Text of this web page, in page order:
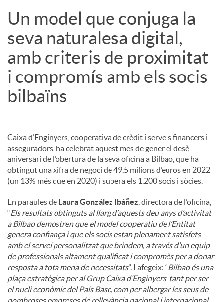
Un model que conjuga la
seva naturalesa digital,
amb criteris de proximitat
i compromís amb els socis
bilbaïns
Caixa d’Enginyers, cooperativa de crèdit i serveis financers i
asseguradors, ha celebrat aquest mes de gener el desè
aniversari de l’obertura de la seva oficina a Bilbao, que ha
obtingut una xifra de negoci de 49,5 milions d’euros en 2022
(un 13% més que en 2020) i supera els 1.200 socis i sòcies.
En paraules de Laura González Ibáñez , directora de l’oficina,
“Els resultats obtinguts al llarg d’aquests deu anys d’activitat
a Bilbao demostren que el model cooperatiu de l’Entitat
genera confiança i que els socis estan plenament satisfets
amb el servei personalitzat que brindem, a través d’un equip
de professionals altament qualificat i compromès per a donar
resposta a tota mena de necessitats”. I afegeix: “Bilbao és una
plaça estratègica per al Grup Caixa d’Enginyers, tant per ser
el nucli econòmic del País Basc, com per albergar les seus de
nombroses empreses de rellevància nacional i internacional.